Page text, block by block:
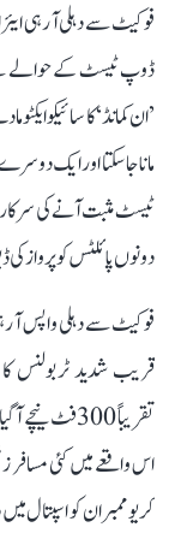
فوکیٹ سے دہلی آ رہی
’ان کمانڈ‘ کا
مانا جا سکتا اور ایک
ٹیسٹ مثبت آنے کی
دونوں پائلٹس کو پرواز کی
قریب شدید ٹربولنس کا
کریو ممبران کو اسپتال